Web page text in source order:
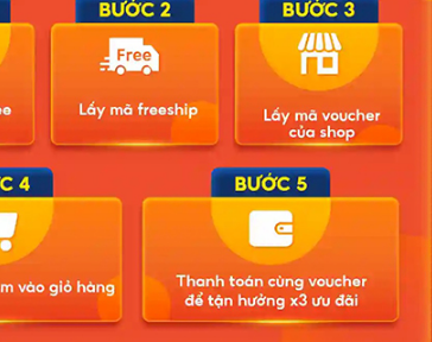
Related Posts
Bão số 3 hình thành trên Biển Đông: Vì sao không ảnh
hưởng đất liền vẫn cần cảnh giác cao độ?
Cảnh báo thủ đoạn lừa đảo kết hôn: Khi sính lễ trở thành